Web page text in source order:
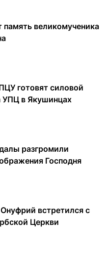
память великомученика
готовят силовой
УПЦ в Якушинцах
разгромили
Господня
встретился с
Церкви